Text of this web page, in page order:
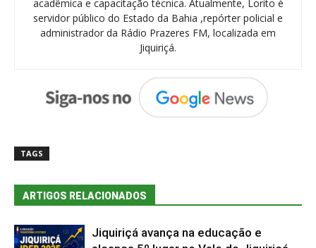
acadêmica e capacitação técnica. Atualmente, Lorito é
servidor público do Estado da Bahia ,repórter policial e
administrador da Rádio Prazeres FM, localizada em
Jiquiriçá.
TAGS
ARTIGOS RELACIONADOS
Jiquiriçá avança na educação e